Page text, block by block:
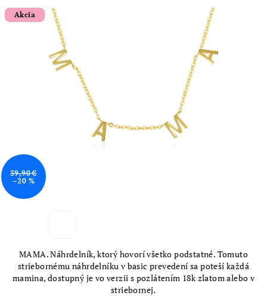
MAMA. Náhrdelník, ktorý hovorí všetko podstatné. Tomuto
striebornému náhrdelníku v basic prevedení sa poteší každá
mamina, dostupný je vo verzii s pozlátením 18k zlatom alebo v
striebornej.
Akcia
39,90 €
–20 %